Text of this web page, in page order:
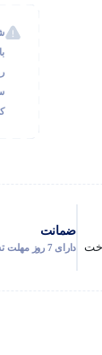
ضمانت
دارای 7 روز مهلت تست میباشد